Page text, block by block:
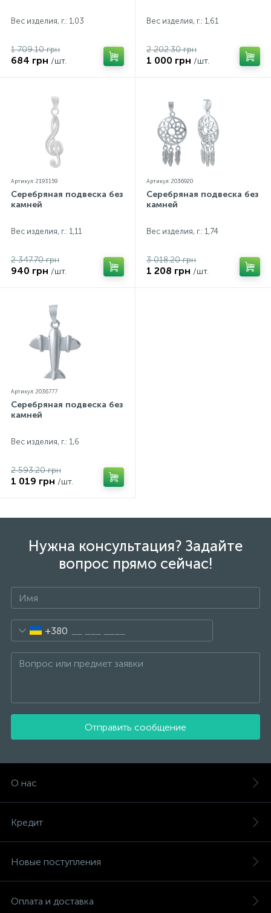
Вес изделия, г.: 1,03
1 709.10 грн
684 грн /шт.
Вес изделия, г.: 1,61
2 202.30 грн
1 000 грн /шт.
Артикул: 2193159
Серебряная подвеска без
камней
Вес изделия, г.: 1,11
2 347.70 грн
940 грн /шт.
Артикул: 2036920
Серебряная подвеска без
камней
Вес изделия, г.: 1,74
3 018.20 грн
1 208 грн /шт.
Артикул: 2036777
Серебряная подвеска без
камней
Вес изделия, г.: 1,6
2 593.20 грн
1 019 грн /шт.
Нужна консультация? Задайте
вопрос прямо сейчас!
+380
Отправить сообщение
О нас
Кредит
Новые поступления
Оплата и доставка